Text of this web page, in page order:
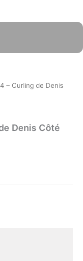
– Curling de Denis
Denis Côté